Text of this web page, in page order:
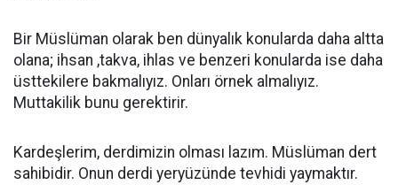
Bir Müslüman olarak ben dünyalık konularda daha altta
olana; ihsan ,takva, ihlas ve benzeri konularda ise daha
üsttekilere bakmalıyız. Onları örnek almalıyız.
Muttakilik bunu gerektirir.
Kardeşlerim, derdimizin olması lazım. Müslüman dert
sahibidir. Onun derdi yeryüzünde tevhidi yaymaktır.